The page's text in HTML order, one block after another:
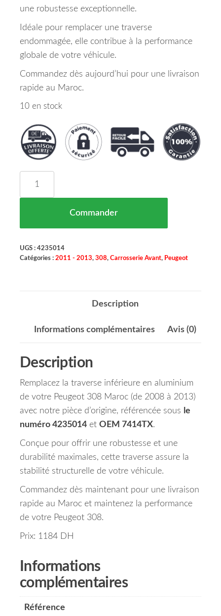
une robustesse exceptionnelle.
Idéale pour remplacer une traverse
endommagée, elle contribue à la performance
globale de votre véhicule.
Commandez dès aujourd’hui pour une livraison
rapide au Maroc.
10 en stock
Commander
UGS : 4235014
Catégories : 2011 - 2013, 308, Carrosserie Avant, Peugeot
Description
Informations complémentaires Avis (0)
Description
Remplacez la traverse inférieure en aluminium
de votre Peugeot 308 Maroc (de 2008 à 2013)
avec notre pièce d’origine, référencée sous le
numéro 4235014 et OEM 7414TX.
Conçue pour offrir une robustesse et une
durabilité maximales, cette traverse assure la
stabilité structurelle de votre véhicule.
Commandez dès maintenant pour une livraison
rapide au Maroc et maintenez la performance
de votre Peugeot 308.
Prix: 1184 DH
Informations
complémentaires
Référence